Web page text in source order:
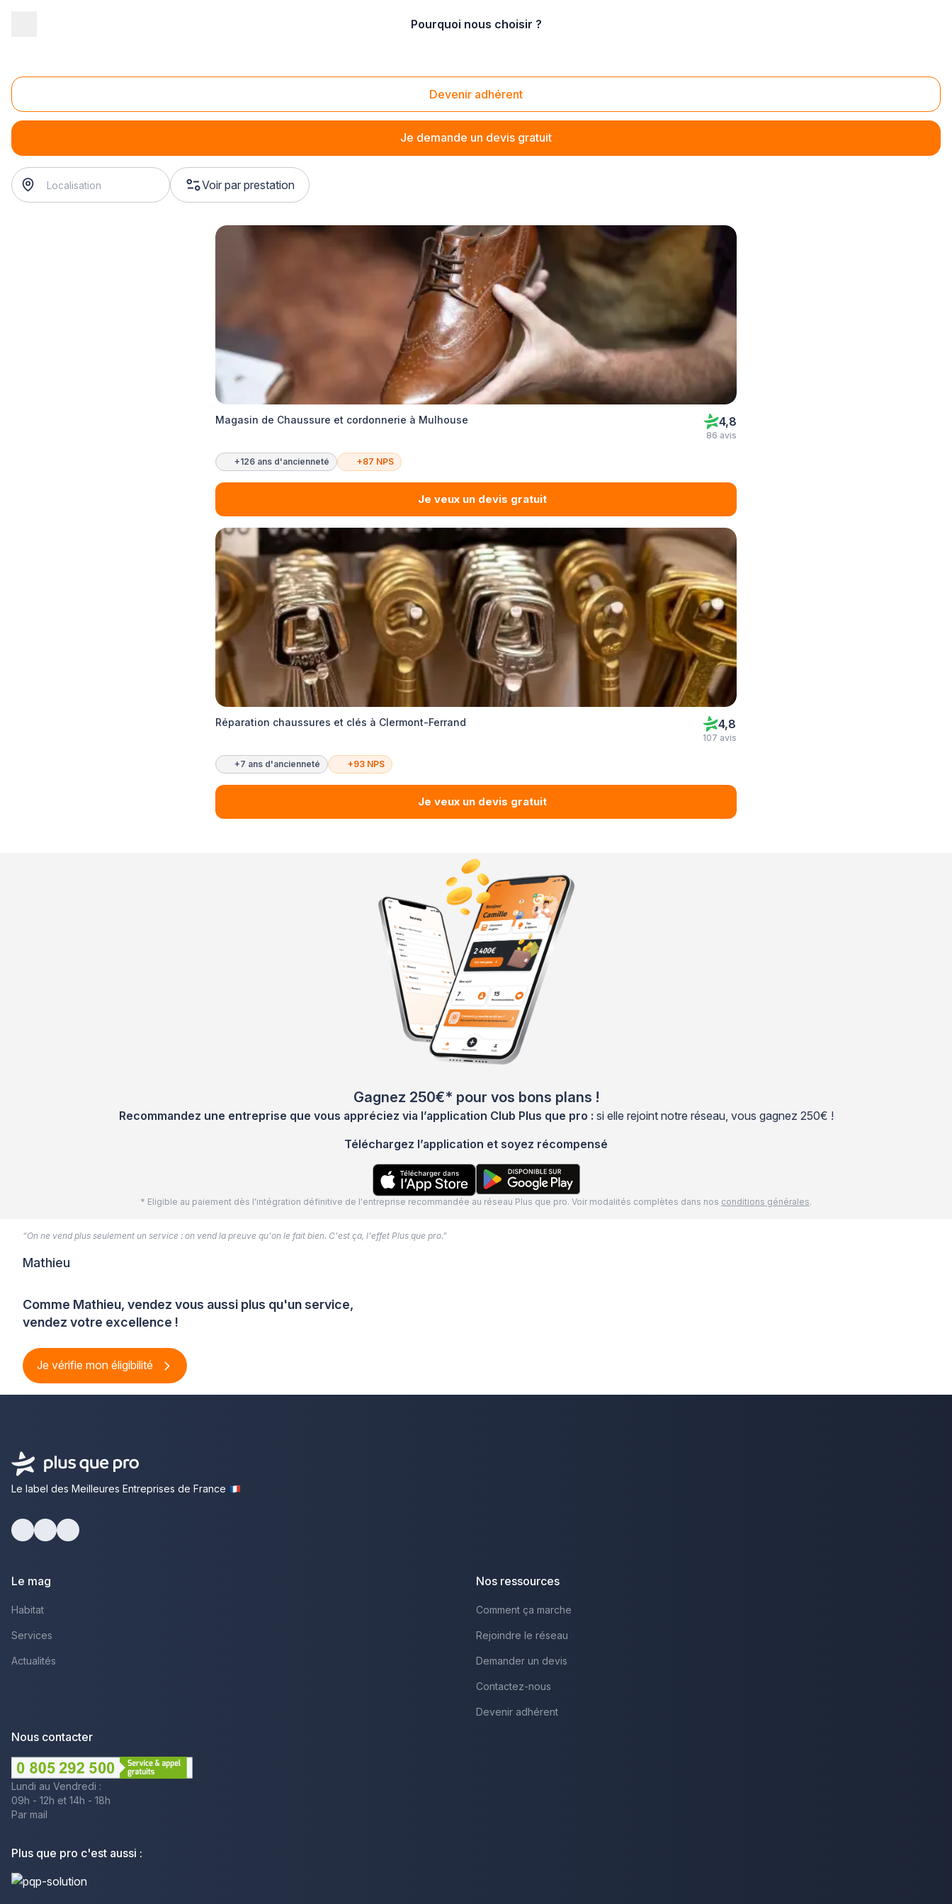
Pourquoi nous choisir ?
Devenir adhérent
Je demande un devis gratuit
Teinture de chaussures
Teinture de chaussures
Voir par prestation
Magasin de Chaussure et cordonnerie à Mulhouse 4,8
86 avis
+126 ans d'ancienneté +87 NPS
Je veux un devis gratuit
Réparation chaussures et clés à Clermont-Ferrand 4,8
107 avis
+7 ans d'ancienneté +93 NPS
Je veux un devis gratuit
Gagnez 250€* pour vos bons plans !
Recommandez une entreprise que vous appréciez via l’application Club Plus que pro : si elle rejoint notre réseau, vous gagnez 250€ !
Téléchargez l’application et soyez récompensé
* Eligible au paiement dès l'intégration définitive de l'entreprise recommandée au réseau Plus que pro. Voir modalités complètes dans nos conditions générales.
Comme Mathieu, vendez vous aussi plus qu'un service,
vendez votre excellence !
Je vérifie mon éligibilité
“On ne vend plus seulement un service : on vend la preuve qu'on le fait bien. C'est ça, l'effet Plus que pro.”
Mathieu
Le label des Meilleures Entreprises de France
Le mag
Habitat
Services
Actualités
Nos ressources
Comment ça marche
Rejoindre le réseau
Demander un devis
Contactez-nous
Devenir adhérent
Nous contacter
Lundi au Vendredi :
09h - 12h et 14h - 18h
Par mail
Plus que pro c'est aussi :